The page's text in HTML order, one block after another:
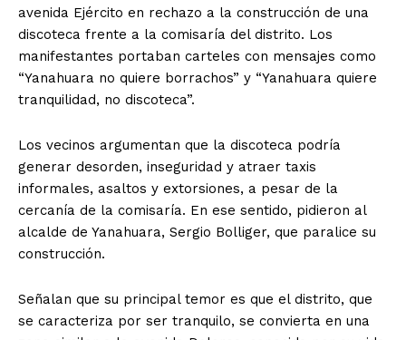
avenida Ejército en rechazo a la construcción de una
discoteca frente a la comisaría del distrito. Los
manifestantes portaban carteles con mensajes como
“Yanahuara no quiere borrachos” y “Yanahuara quiere
tranquilidad, no discoteca”.
Los vecinos argumentan que la discoteca podría
generar desorden, inseguridad y atraer taxis
informales, asaltos y extorsiones, a pesar de la
cercanía de la comisaría. En ese sentido, pidieron al
alcalde de Yanahuara, Sergio Bolliger, que paralice su
construcción.
Señalan que su principal temor es que el distrito, que
se caracteriza por ser tranquilo, se convierta en una